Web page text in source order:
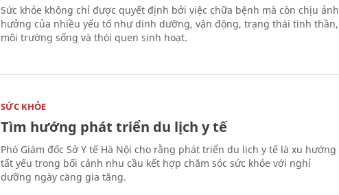
Sức khỏe không chỉ được quyết định bởi việc chữa bệnh mà còn chịu ảnh
hưởng của nhiều yếu tố như dinh dưỡng, vận động, trạng thái tinh thần,
môi trường sống và thói quen sinh hoạt.
SỨC KHỎE
Tìm hướng phát triển du lịch y tế
Phó Giám đốc Sở Y tế Hà Nội cho rằng phát triển du lịch y tế là xu hướng
tất yếu trong bối cảnh nhu cầu kết hợp chăm sóc sức khỏe với nghỉ
dưỡng ngày càng gia tăng.